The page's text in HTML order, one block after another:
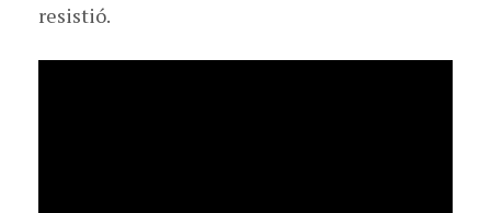
resistió.